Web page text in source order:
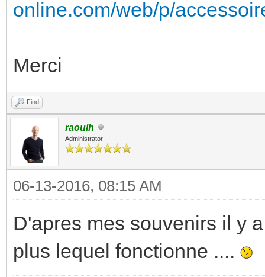
online.com/web/p/
Merci
Find
raoulh
Administrator
06-13-2016, 08:15 AM
D'apres mes souvenirs il y
plus lequel fonctionne ....